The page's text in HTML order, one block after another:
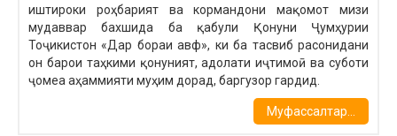
иштироки роҳбарият ва кормандони мақомот мизи
мудаввар бахшида ба қабули Қонуни Ҷумҳурии
Тоҷикистон «Дар бораи авф», ки ба тасвиб расонидани
он барои таҳкими қонуният, адолати иҷтимоӣ ва суботи
ҷомеа аҳаммияти муҳим дорад, баргузор гардид.
Муфассалтар...